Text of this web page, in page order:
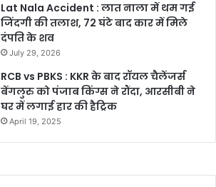
Lat Nala Accident : लात नाला में थम गई
जिंदगी की तलाश, 72 घंटे बाद कार में मिले
दंपति के शव
July 29, 2026
RCB vs PBKS : KKR के बाद रॉयल चैलेंजर्स
बेंगलुरु को पंजाब किंग्स ने रौंदा, आरसीबी ने
घर में लगाई हार की हैट्रिक
April 19, 2025